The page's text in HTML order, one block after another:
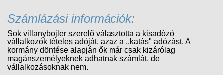
Számlázási információk:
Sok villanybojler szerelő választotta a kisadózó
vállalkozók tételes adóját, azaz a ,,katás" adózást. A
kormány döntése alapján ők már csak kizárólag
magánszemélyeknek adhatnak számlát, de
vállalkozásoknak nem.